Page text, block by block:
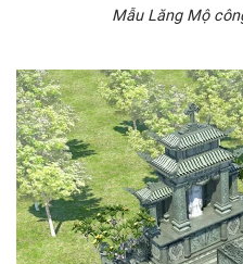
Mẫu Lăng Mộ